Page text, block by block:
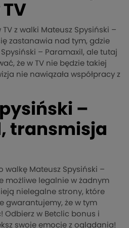
z walki Mateusz Spysiński –
zastanawia nad tym, gdzie
– Paramaxil, ale tutaj
że w TV nie będzie takiej
nie nawiązała współpracy z
–
transmisja
walkę Mateusz Spysiński –
możliwe legalnie w żadnym
nielegalne strony, które
gwarantujemy, że w tym
Odbierz w Betclic bonus i
swoje emocje z oglądania!